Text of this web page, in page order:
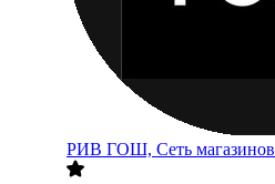
РИВ ГОШ, Сеть магазинов